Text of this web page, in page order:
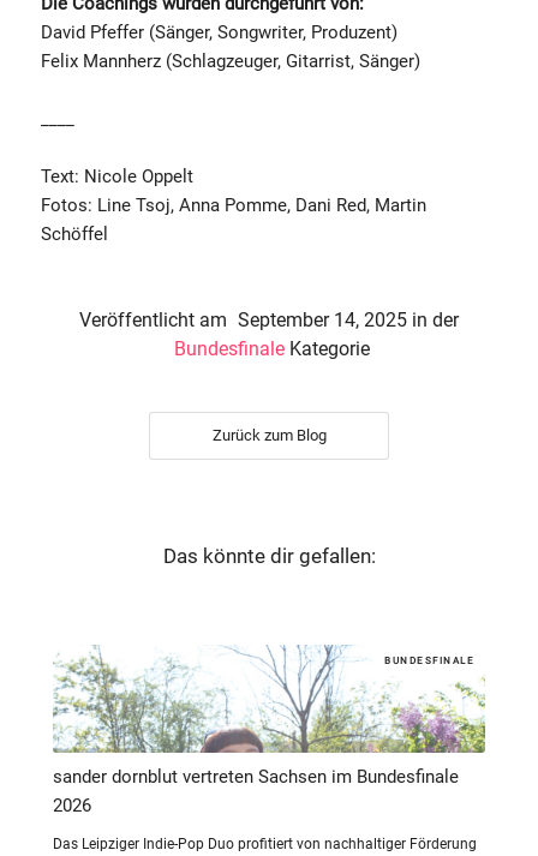
David Pfeffer (Sänger, Songwriter, Produzent)
Felix Mannherz (Schlagzeuger, Gitarrist, Sänger)
Text: Nicole Oppelt
Fotos: Line Tsoj, Anna Pomme, Dani Red, Martin
Schöffel
Veröffentlicht am September 14, 2025 in der
Bundesfinale Kategorie
Zurück zum Blog
Das könnte dir gefallen:
BUNDESFINALE
sander dornblut vertreten Sachsen im Bundesfinale
2026
Das Leipziger Indie-Pop Duo profitiert von nachhaltiger Förderung